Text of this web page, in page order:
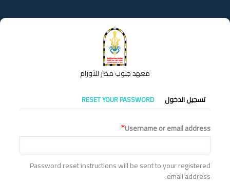
إلى
المحتوى
معهد جنوب مصر للأورام
التبويبات
الأساسية
تسجيل الدخول RESET YOUR PASSWORD
Username or email address
Password reset instructions will be sent to your registered
email address.